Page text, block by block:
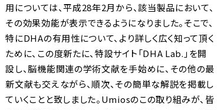
用については、平成28年2月から、該当製品において、
その効果効能が表示できるようになりました。そこで、
特にDHAの有用性について、より詳しく広く知って頂く
ために、この度新たに、特設サイト「DHA Lab.」を開
設し、脳機能関連の学術文献を手始めに、その他の最
新文献も交えながら、順次、その簡単な解説を掲載し
ていくことと致しました。Umiosのこの取り組みが、皆